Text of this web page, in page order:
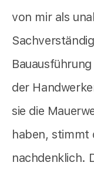
von mir als
der
sie die
haben, stimmt
nachdenklich.